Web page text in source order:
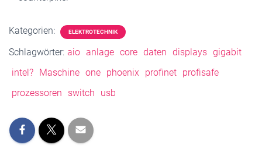
Kategorien: ELEKTROTECHNIK
Schlagwörter: aio anlage core daten displays gigabit
intel?
Maschine one phoenix profinet profisafe
prozessoren
switch usb